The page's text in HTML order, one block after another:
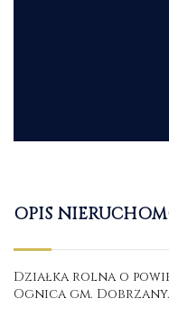
OPIS
Działka rolna o
Ognica gm. Dobrzany.